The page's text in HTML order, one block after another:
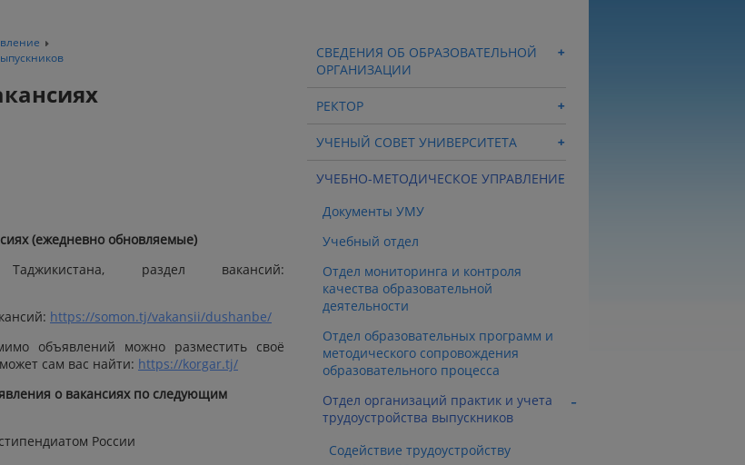
(ежедневно обновляемые)
раздел вакансий:
https://somon.tj/vakansii/dushanbe/
объявлений можно разместить своё
сам вас найти: https://korgar.tj/
о вакансиях по следующим
России
СВЕДЕНИЯ ОБ ОБРАЗОВАТЕЛЬНОЙ
ОРГАНИЗАЦИИ
РЕКТОР
УЧЕНЫЙ СОВЕТ УНИВЕРСИТЕТА
УЧЕБНО-МЕТОДИЧЕСКОЕ УПРАВЛЕНИЕ
Документы УМУ
Учебный отдел
Отдел мониторинга и контроля
качества образовательной
деятельности
Отдел образовательных программ и
методического сопровождения
образовательного процесса
Отдел организаций практик и учета
трудоустройства выпускников
Содействие трудоустройству